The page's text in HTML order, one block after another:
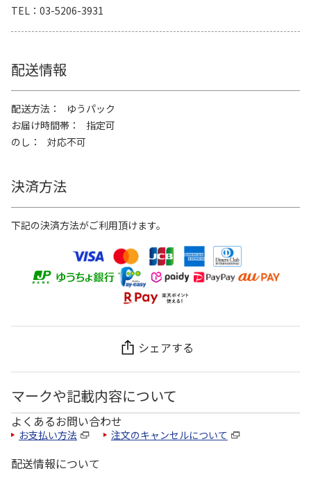
TEL
03-5206-3931
配送情報
配送方法
ゆうパック
お届け時間帯
指定可
のし
対応不可
決済方法
下記の決済方法がご利用頂けます。
シェアする
マークや記載内容について
よくあるお問い合わせ
お支払い方法 注文のキャンセルについて
配送情報について